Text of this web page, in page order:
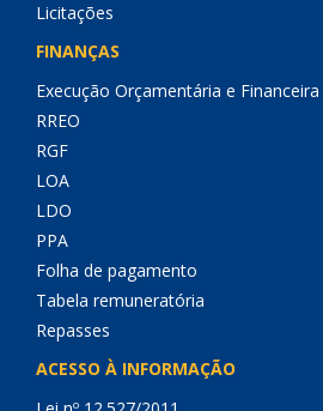
Licitações
FINANÇAS
Execução Orçamentária e Financeira
RREO
RGF
LOA
LDO
PPA
Folha de pagamento
Tabela remuneratória
Repasses
ACESSO À INFORMAÇÃO